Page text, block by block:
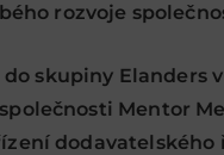
rozvoje
skupiny Elanders
Mentor
dodavatelského